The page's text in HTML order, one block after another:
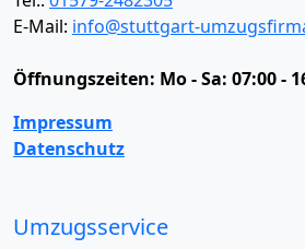
E-Mail: info@stuttgart-
Öffnungszeiten: Mo - Sa: 07:00 -
Impressum
Datenschutz
Umzugsservice